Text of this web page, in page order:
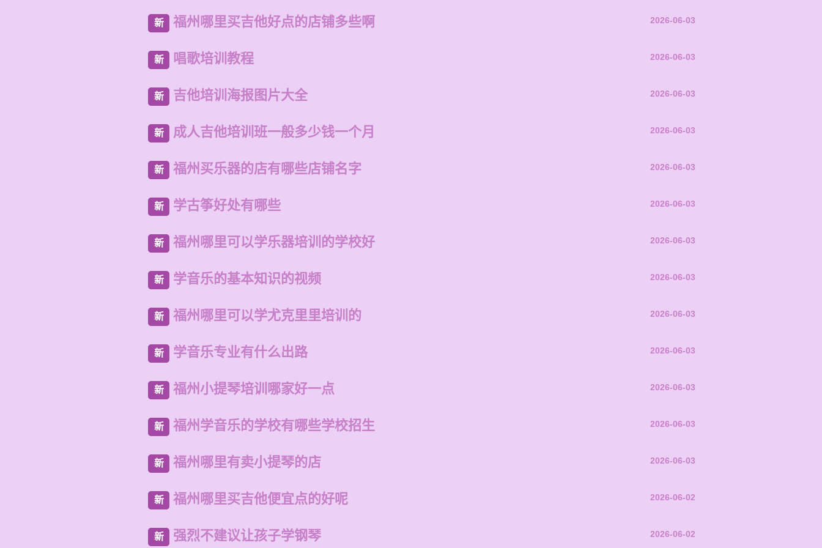
新 福州哪里买吉他好点的店铺多些啊 2026-06-03
新 唱歌培训教程 2026-06-03
新 吉他培训海报图片大全 2026-06-03
新 成人吉他培训班一般多少钱一个月 2026-06-03
新 福州买乐器的店有哪些店铺名字 2026-06-03
新 学古筝好处有哪些 2026-06-03
新 福州哪里可以学乐器培训的学校好 2026-06-03
新 学音乐的基本知识的视频 2026-06-03
新 福州哪里可以学尤克里里培训的 2026-06-03
新 学音乐专业有什么出路 2026-06-03
新 福州小提琴培训哪家好一点 2026-06-03
新 福州学音乐的学校有哪些学校招生 2026-06-03
新 福州哪里有卖小提琴的店 2026-06-03
新 福州哪里买吉他便宜点的好呢 2026-06-02
新 强烈不建议让孩子学钢琴 2026-06-02